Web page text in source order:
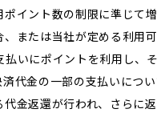
イント数の制限に準じて
または当社が定める利用
払いにポイントを利用し、
代金の一部の支払いにつ
金返還が行われ、さらに